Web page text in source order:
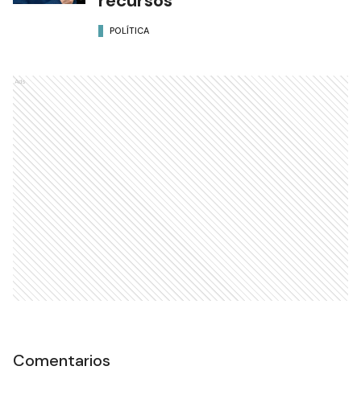
POLÍTICA
Ads
Comentarios